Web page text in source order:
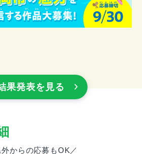
果発表を見る
からの応募もOK／